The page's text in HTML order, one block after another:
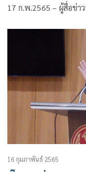
17 ก.พ.2565 – ผู้สื่อข่า
16 กุมภาพันธ์ 2565